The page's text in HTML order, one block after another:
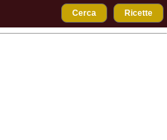
Cerca Ricette